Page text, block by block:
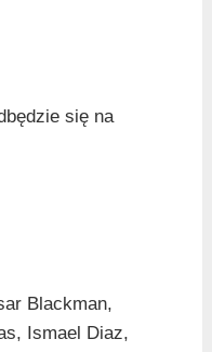
się na
Blackman,
Ismael Diaz,